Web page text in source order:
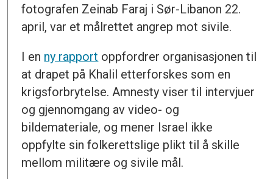
fotografen Zeinab Faraj i Sør-Libanon 22.
april, var et målrettet angrep mot sivile.
I en ny rapport oppfordrer organisasjonen til
at drapet på Khalil etterforskes som en
krigsforbrytelse. Amnesty viser til intervjuer
og gjennomgang av video- og
bildemateriale, og mener Israel ikke
oppfylte sin folkerettslige plikt til å skille
mellom militære og sivile mål.